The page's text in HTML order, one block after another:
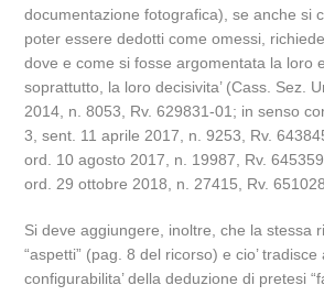
documentazione fotografica), se anche si
poter essere dedotti come omessi,
dove e come si fosse argomentata la loro
soprattutto, la loro decisivita’ (Cass. Sez.
2014, n. 8053, Rv. 629831-01; in senso
3, sent. 11 aprile 2017, n. 9253, Rv.
ord. 10 agosto 2017, n. 19987, Rv.
ord. 29 ottobre 2018, n. 27415, Rv.
Si deve aggiungere, inoltre, che la stessa
“aspetti” (pag. 8 del ricorso) e cio’
configurabilita’ della deduzione di pretesi